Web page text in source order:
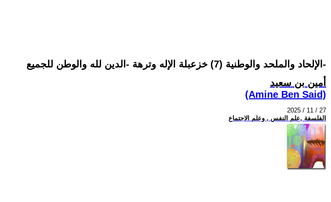
الإلحاد والملحد والوطنية (7) خزعبلة الإله وترهة -الدين لله والوطن للجميع-
أمين بن سعيد
(Amine Ben Said)
2025 / 11 / 27
الفلسفة ,علم النفس , وعلم الاجتماع